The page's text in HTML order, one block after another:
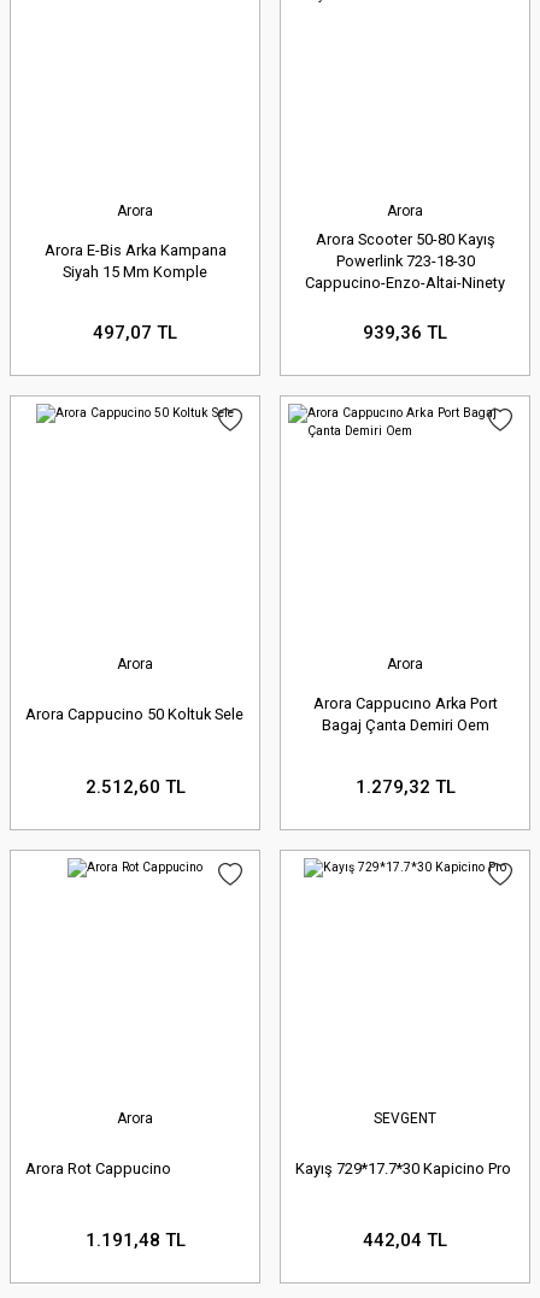
çalışmasıyla bütünü oluşturan bir
sistemdir. Zamanla aşınan, yıpranan
veya hasar gören parçalar,
motosikletinizin genel performansını
düşürür, yakıt tüketimini artırır ve en
standartlarını korumasını sağlar,
böylece beklenmedik arızaların önüne
geçilir ve ikinci el değeri de korunur.
cevap verecek geniş bir ürün gamı
sunmaktayız:
Motor Aksamı ve Şanzıman
Parçaları:Piston setleri, silindirler,
Arora
Arora E-Bis Arka Kampana
Siyah 15 Mm Komple
497,07 TL
Arora
Arora Scooter 50-80 Kayış
Powerlink 723-18-30
Cappucino-Enzo-Altai-Ninety
939,36 TL
Arora
Arora Cappucino 50 Koltuk Sele
2.512,60 TL
Arora
Arora Cappucıno Arka Port
Bagaj Çanta Demiri Oem
1.279,32 TL
Arora
Arora Rot Cappucino
1.191,48 TL
SEVGENT
Kayış 729*17.7*30 Kapicino Pro
442,04 TL